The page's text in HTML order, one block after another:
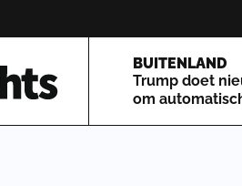
BUITENLAND
Trump doet
om